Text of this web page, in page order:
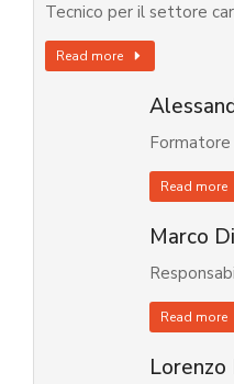
Tecnico per il settore
Read more
Formatore
Read more
Marco
Read more
Lorenzo